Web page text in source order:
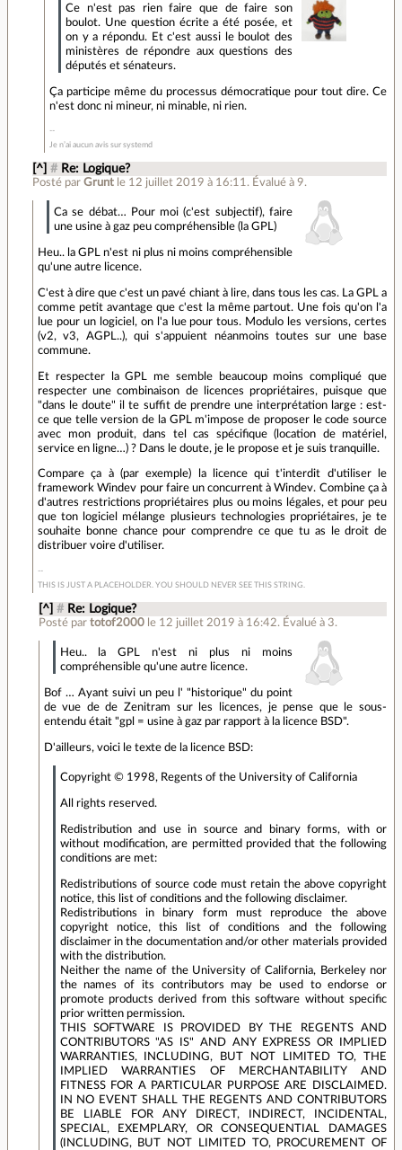
Ce n'est pas rien faire que de faire son
boulot. Une question écrite a été posée, et
on y a répondu. Et c'est aussi le boulot des
ministères de répondre aux questions des
députés et sénateurs.
Ça participe même du processus démocratique pour tout dire. Ce
n'est donc ni mineur, ni minable, ni rien.
Je n’ai aucun avis sur systemd
[^] # Re: Logique?
Posté parGrunt le 12 juillet 2019 à 16:11. Évalué à9.
Ca se débat… Pour moi (c'est subjectif), faire
une usine à gaz peu compréhensible (la GPL)
Heu.. la GPL n'est ni plus ni moins compréhensible
qu'une autre licence.
C'est à dire que c'est un pavé chiant à lire, dans tous les cas. La GPL a
comme petit avantage que c'est la même partout. Une fois qu'on l'a
lue pour un logiciel, on l'a lue pour tous. Modulo les versions, certes
(v2, v3, AGPL..), qui s'appuient néanmoins toutes sur une base
commune.
Et respecter la GPL me semble beaucoup moins compliqué que
respecter une combinaison de licences propriétaires, puisque que
"dans le doute" il te suffit de prendre une interprétation large : est-
ce que telle version de la GPL m'impose de proposer le code source
avec mon produit, dans tel cas spécifique (location de matériel,
service en ligne…) ? Dans le doute, je le propose et je suis tranquille.
Compare ça à (par exemple) la licence qui t'interdit d'utiliser le
framework Windev pour faire un concurrent à Windev. Combine ça à
d'autres restrictions propriétaires plus ou moins légales, et pour peu
que ton logiciel mélange plusieurs technologies propriétaires, je te
souhaite bonne chance pour comprendre ce que tu as le droit de
distribuer voire d'utiliser.
THIS IS JUST A PLACEHOLDER. YOU SHOULD NEVER SEE THIS STRING.
[^] # Re: Logique?
Posté par totof2000 le 12 juillet 2019 à 16:42. Évalué à 3.
Heu.. la GPL n'est ni plus ni moins
compréhensible qu'une autre licence.
Bof … Ayant suivi un peu l' "historique" du point
de vue de de Zenitram sur les licences, je pense que le sous-
entendu était "gpl = usine à gaz par rapport à la licence BSD".
D'ailleurs, voici le texte de la licence BSD:
Copyright © 1998, Regents of the University of California
All rights reserved.
Redistribution and use in source and binary forms, with or
without modification, are permitted provided that the following
conditions are met:
Redistributions of source code must retain the above copyright
notice, this list of conditions and the following disclaimer.
Redistributions in binary form must reproduce the above
copyright notice, this list of conditions and the following
disclaimer in the documentation and/or other materials provided
with the distribution.
Neither the name of the University of California, Berkeley nor
the names of its contributors may be used to endorse or
promote products derived from this software without specific
prior written permission.
THIS SOFTWARE IS PROVIDED BY THE REGENTS AND
CONTRIBUTORS "AS IS" AND ANY EXPRESS OR IMPLIED
WARRANTIES, INCLUDING, BUT NOT LIMITED TO, THE
IMPLIED WARRANTIES OF MERCHANTABILITY AND
FITNESS FOR A PARTICULAR PURPOSE ARE DISCLAIMED.
IN NO EVENT SHALL THE REGENTS AND CONTRIBUTORS
BE LIABLE FOR ANY DIRECT, INDIRECT, INCIDENTAL,
SPECIAL, EXEMPLARY, OR CONSEQUENTIAL DAMAGES
(INCLUDING, BUT NOT LIMITED TO, PROCUREMENT OF